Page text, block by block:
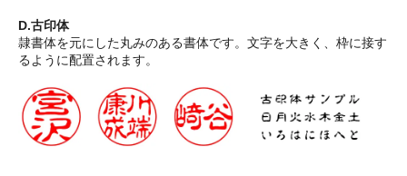
D.古印体
隷書体を元にした丸みのある書体です。文字を大きく、枠に接す
るように配置されます。